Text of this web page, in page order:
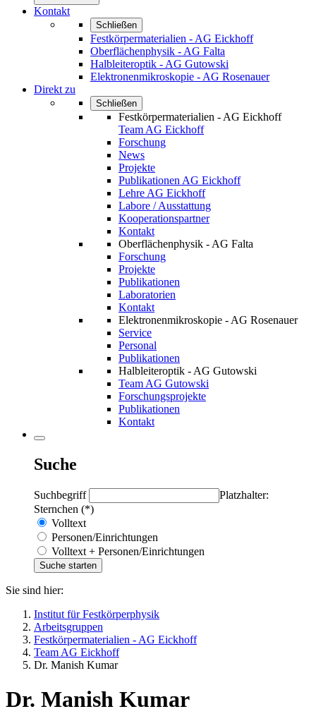
Kontakt
Schließen
Festkörpermaterialien - AG Eickhoff
Oberflächenphysik - AG Falta
Halbleiteroptik - AG Gutowski
Elektronenmikroskopie - AG Rosenauer
Direkt zu
Schließen
Festkörpermaterialien - AG Eickhoff
Team AG Eickhoff
Forschung
News
Projekte
Publikationen AG Eickhoff
Lehre AG Eickhoff
Labore / Ausstattung
Kooperationspartner
Kontakt
Oberflächenphysik - AG Falta
Forschung
Projekte
Publikationen
Laboratorien
Kontakt
Elektronenmikroskopie - AG Rosenauer
Service
Personal
Publikationen
Halbleiteroptik - AG Gutowski
Team AG Gutowski
Forschungsprojekte
Publikationen
Kontakt
Suche
Suchbegriff
Platzhalter:
Sternchen (*)
Volltext
Personen/Einrichtungen
Volltext + Personen/Einrichtungen
Sie sind hier:
Institut für Festkörperphysik
Arbeitsgruppen
Festkörpermaterialien - AG Eickhoff
Team AG Eickhoff
Dr. Manish Kumar
Dr. Manish Kumar